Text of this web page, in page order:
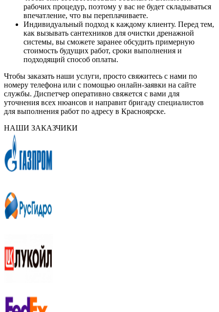
рабочих процедур, поэтому у вас не будет складываться
впечатление, что вы переплачиваете.
Индивидуальный подход к каждому клиенту. Перед тем,
как вызывать сантехников для очистки дренажной
системы, вы сможете заранее обсудить примерную
стоимость будущих работ, сроки выполнения и
подходящий способ оплаты.
Чтобы заказать наши услуги, просто свяжитесь с нами по
номеру телефона или с помощью онлайн-заявки на сайте
службы. Диспетчер оперативно свяжется с вами для
уточнения всех нюансов и направит бригаду специалистов
для выполнения работ по адресу в Красноярске.
НАШИ ЗАКАЗЧИКИ